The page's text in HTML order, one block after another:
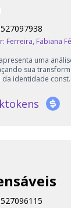
Ferreira, Fabiana
uma
sua
identidade